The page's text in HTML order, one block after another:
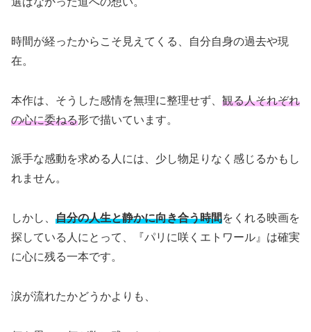
時間が経ったからこそ見えてくる、自分自身の過去や現
在。
本作は、そうした感情を無理に整理せず、 観る人それぞれ
の心に委ねる形で描いています。
派手な感動を求める人には、少し物足りなく感じるかもし
れません。
しかし、 自分の人生と静かに向き合う時間をくれる映画を
探している人にとって、『パリに咲くエトワール』は確実
に心に残る一本です。
涙が流れたかどうかよりも、